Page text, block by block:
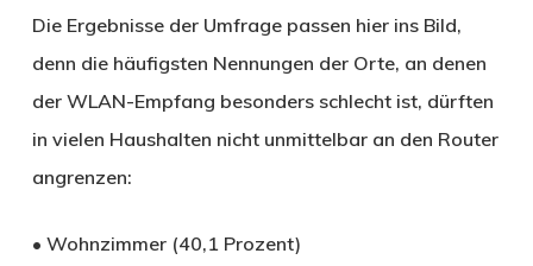
Die Ergebnisse der Umfrage passen hier ins Bild,
denn die häufigsten Nennungen der Orte, an denen
der WLAN-Empfang besonders schlecht ist, dürften
in vielen Haushalten nicht unmittelbar an den Router
angrenzen:
• Wohnzimmer (40,1 Prozent)